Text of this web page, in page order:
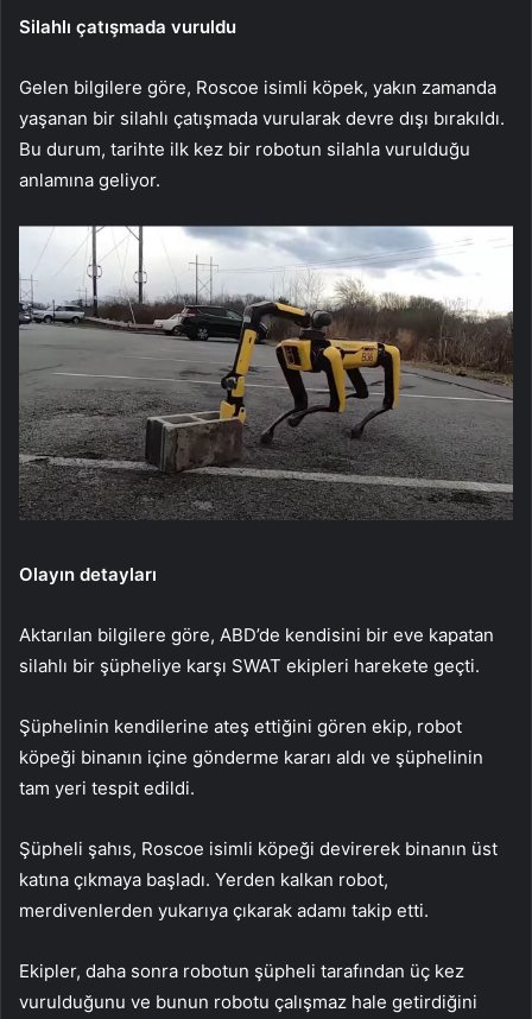
Silahlı çatışmada vuruldu
Gelen bilgilere göre, Roscoe isimli köpek, yakın zamanda
yaşanan bir silahlı çatışmada vurularak devre dışı bırakıldı.
Bu durum, tarihte ilk kez bir robotun silahla vurulduğu
anlamına geliyor.
Olayın detayları
Aktarılan bilgilere göre, ABD’de kendisini bir eve kapatan
silahlı bir şüpheliye karşı SWAT ekipleri harekete geçti.
Şüphelinin kendilerine ateş ettiğini gören ekip, robot
köpeği binanın içine gönderme kararı aldı ve şüphelinin
tam yeri tespit edildi.
Şüpheli şahıs, Roscoe isimli köpeği devirerek binanın üst
katına çıkmaya başladı. Yerden kalkan robot,
merdivenlerden yukarıya çıkarak adamı takip etti.
Ekipler, daha sonra robotun şüpheli tarafından üç kez
vurulduğunu ve bunun robotu çalışmaz hale getirdiğini